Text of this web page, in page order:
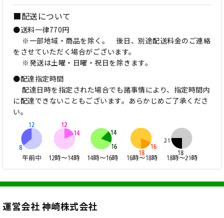
■配送について
●送料一律770円
※一部地域・商品を除く。 後日、別途配送料金のご連絡
をさせていただく場合がございます。
※発送は土曜・日曜・祝日を除きます。
●配達指定時間
配達日時を指定された場合でも諸事情により、指定時間内
に配達できないこともございます。あらかじめご了承くださ
い。
運営会社 神崎株式会社